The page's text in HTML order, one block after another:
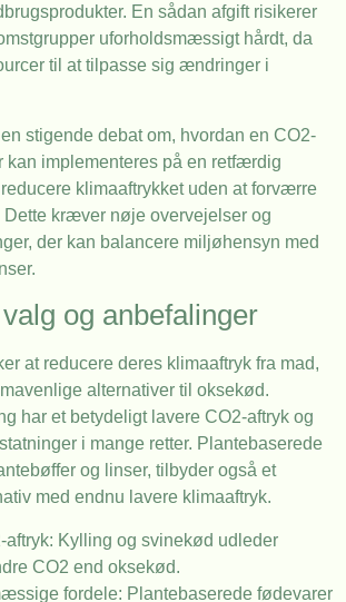
En sådan afgift risikerer
uforholdsmæssigt hårdt, da
til at tilpasse sig ændringer i
stigende debat om, hvordan en CO2-
kan implementeres på en retfærdig
klimaaftrykket uden at forværre
kræver nøje overvejelser og
der kan balancere miljøhensyn med
og anbefalinger
at reducere deres klimaaftryk fra mad,
alternativer til oksekød.
har et betydeligt lavere CO2-aftryk og
i mange retter. Plantebaserede
og linser, tilbyder også et
med endnu lavere klimaaftryk.
aftryk: Kylling og svinekød udleder
CO2 end oksekød.
fordele: Plantebaserede fødevarer